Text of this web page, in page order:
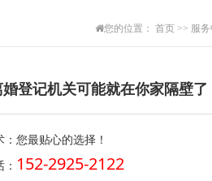
您的位置： 首页 >> 服
登记机关可能就在你家隔壁了
：您最贴心的选择！
152-2925-2122